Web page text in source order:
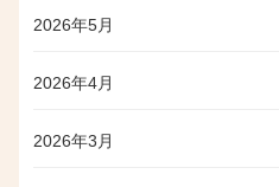
2026年5月
2026年4月
2026年3月